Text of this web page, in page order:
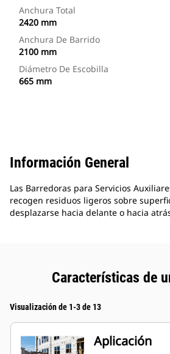
Anchura Total
2420 mm
Anchura De Barrido
2100 mm
Diámetro De Escobilla
665 mm
Información General
Las Barredoras para Servicios
recogen residuos ligeros sobre
desplazarse hacia delante o hacia
Características de
Visualización de 1-3 de 13
Aplicación